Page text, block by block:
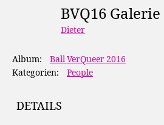
BVQ16
Dieter
Album:
Ball VerQueer 2016
Kategorien:
People
DETAILS